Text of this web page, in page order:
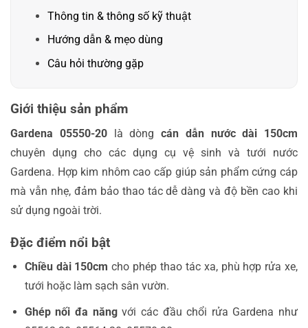
Thông tin & thông số kỹ thuật
Hướng dẫn & mẹo dùng
Câu hỏi thường gặp
Giới thiệu sản phẩm
Gardena 05550-20là dòng cán dẫn nước dài 150cm
chuyên dụng cho các dụng cụ vệ sinh và tưới nước
Gardena. Hợp kim nhôm cao cấp giúp sản phẩm cứng cáp
mà vẫn nhẹ, đảm bảo thao tác dễ dàng và độ bền cao khi
sử dụng ngoài trời.
Đặc điểm nổi bật
Chiều dài 150cm cho phép thao tác xa, phù hợp rửa xe,
tưới hoặc làm sạch sân vườn.
Ghép nối đa năngvới các đầu chổi rửa Gardena như